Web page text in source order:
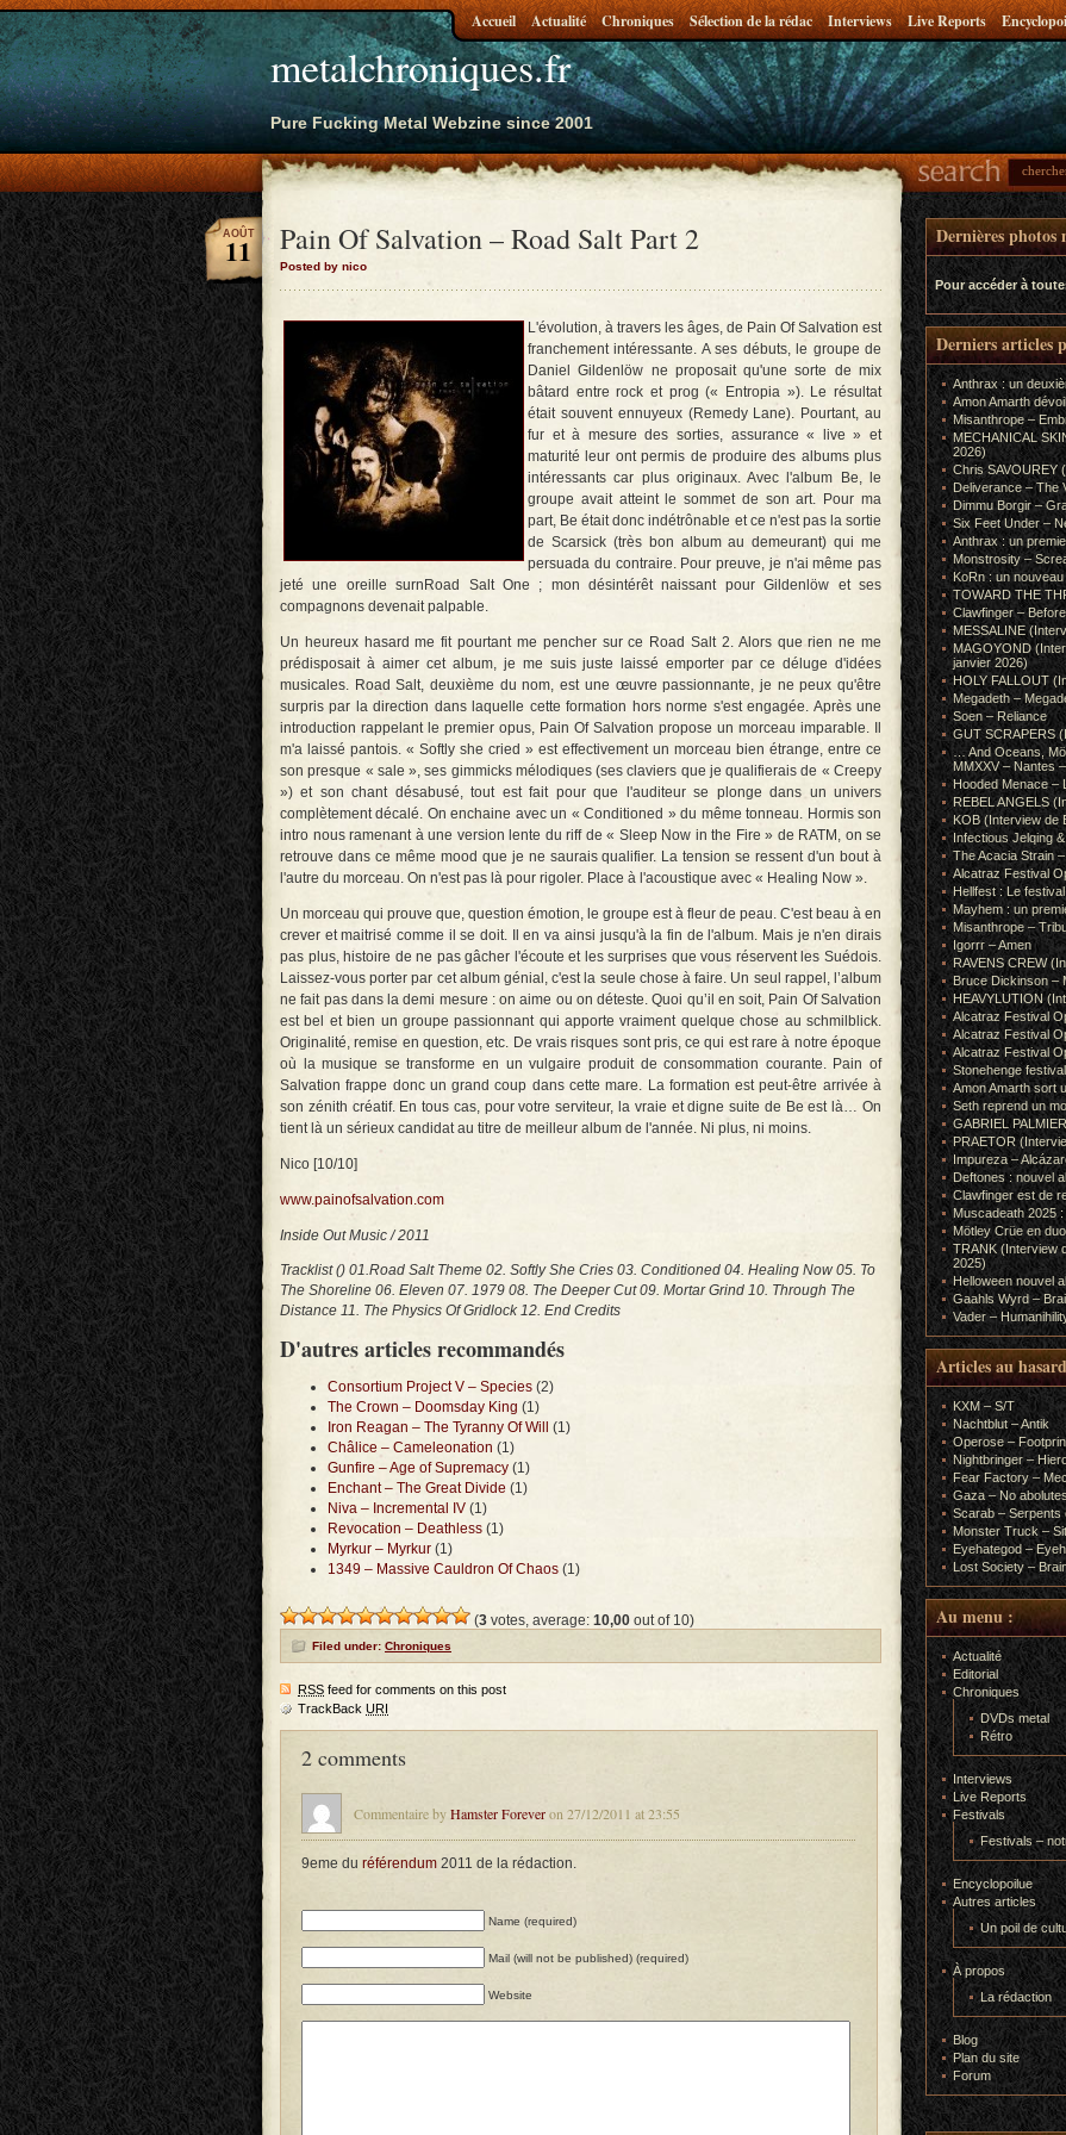
metalchroniques.fr
Pure Fucking Metal Webzine since 2001
Accueil Actualité Chroniques Sélection de la rédac Interviews Live Reports
Pain Of Salvation – Road Salt Part 2
Posted by nico
AOÛT
11
L'évolution, à travers les âges, de Pain Of Salvation est
franchement intéressante. A ses débuts, le groupe de
Daniel Gildenlöw ne proposait qu'une sorte de mix
bâtard entre rock et prog (« Entropia »). Le résultat
était souvent ennuyeux (Remedy Lane). Pourtant, au
fur et à mesure des sorties, assurance « live » et
maturité leur ont permis de produire des albums plus
intéressants car plus originaux. Avec l'album Be, le
groupe avait atteint le sommet de son art. Pour ma
part, Be était donc indétrônable et ce n'est pas la sortie
de Scarsick (très bon album au demeurant) qui me
persuada du contraire. Pour preuve, je n'ai même pas
jeté une oreille surnRoad Salt One ; mon désintérêt naissant pour Gildenlöw et ses
compagnons devenait palpable.
Un heureux hasard me fit pourtant me pencher sur ce Road Salt 2. Alors que rien ne me
prédisposait à aimer cet album, je me suis juste laissé emporter par ce déluge d'idées
musicales. Road Salt, deuxième du nom, est une œuvre passionnante, je ne peux qu'être
surpris par la direction dans laquelle cette formation hors norme s'est engagée. Après une
introduction rappelant le premier opus, Pain Of Salvation propose un morceau imparable. Il
m'a laissé pantois. « Softly she cried » est effectivement un morceau bien étrange, entre ce
son presque « sale », ses gimmicks mélodiques (ses claviers que je qualifierais de « Creepy
») et son chant désabusé, tout est fait pour que l'auditeur se plonge dans un univers
complètement décalé. On enchaine avec un « Conditioned » du même tonneau. Hormis son
intro nous ramenant à une version lente du riff de « Sleep Now in the Fire » de RATM, on se
retrouve dans ce même mood que je ne saurais qualifier. La tension se ressent d'un bout à
l'autre du morceau. On n'est pas là pour rigoler. Place à l'acoustique avec « Healing Now ».
Un morceau qui prouve que, question émotion, le groupe est à fleur de peau. C'est beau à en
crever et maitrisé comme il se doit. Il en va ainsi jusqu'à la fin de l'album. Mais je n'en dirais
pas plus, histoire de ne pas gâcher l'écoute et les surprises que vous réservent les Suédois.
Laissez-vous porter par cet album génial, c'est la seule chose à faire. Un seul rappel, l’album
ne fait pas dans la demi mesure : on aime ou on déteste. Quoi qu’il en soit, Pain Of Salvation
est bel et bien un groupe passionnant qui apporte vraiment quelque chose au schmilblick.
Originalité, remise en question, etc. De vrais risques sont pris, ce qui est rare à notre époque
où la musique se transforme en un vulgaire produit de consommation courante. Pain of
Salvation frappe donc un grand coup dans cette mare. La formation est peut-être arrivée à
son zénith créatif. En tous cas, pour votre serviteur, la vraie et digne suite de Be est là… On
tient là un sérieux candidat au titre de meilleur album de l'année. Ni plus, ni moins.
Nico [10/10]
www.painofsalvation.com
Inside Out Music / 2011
Tracklist () 01.Road Salt Theme 02. Softly She Cries 03. Conditioned 04. Healing Now 05. To
The Shoreline 06. Eleven 07. 1979 08. The Deeper Cut 09. Mortar Grind 10. Through The
Distance 11. The Physics Of Gridlock 12. End Credits
D'autres articles recommandés
Consortium Project V – Species (2)
The Crown – Doomsday King (1)
Iron Reagan – The Tyranny Of Will (1)
Châlice – Cameleonation (1)
Gunfire – Age of Supremacy (1)
Enchant – The Great Divide (1)
Niva – Incremental IV (1)
Revocation – Deathless (1)
Myrkur – Myrkur (1)
1349 – Massive Cauldron Of Chaos (1)
(3 votes, average: 10,00 out of 10)
Filed under: Chroniques
RSS feed for comments on this post
TrackBack URI
2 comments
Commentaire byHamster Foreveron 27/12/2011 at 23:55
9eme du référendum 2011 de la rédaction.
Name (required)
Mail (will not be published) (required)
Website
Dernières photos
Pour accéder à
Derniers articles
Anthrax : un
Amon Amarth
Misanthrope –
MECHANICAL
2026)
Chris SAVOUREY
Deliverance – The
Dimmu Borgir –
Six Feet Under –
Anthrax : un
Monstrosity –
KoRn : un
TOWARD THE
Clawfinger –
MESSALINE
MAGOYOND
janvier 2026)
HOLY FALLOUT
Megadeth –
Soen – Reliance
GUT SCRAPERS
… And Oceans,
MMXXV – Nantes
Hooded Menace –
REBEL ANGELS
KOB (Interview de
Infectious Jelqing
The Acacia Strain
Alcatraz Festival
Hellfest : Le festival
Mayhem : un
Misanthrope –
Igorrr – Amen
RAVENS CREW
Bruce Dickinson –
HEAVYLUTION
Alcatraz Festival
Alcatraz Festival
Alcatraz Festival
Stonehenge
Amon Amarth sort
Seth reprend un
GABRIEL
PRAETOR
Impureza –
Deftones : nouvel
Clawfinger est de
Muscadeath 2025 :
Mötley Crüe en
TRANK (Interview
2025)
Helloween nouvel
Gaahls Wyrd –
Vader –
Articles au hasard
KXM – S/T
Nachtblut – Antik
Operose –
Nightbringer –
Fear Factory –
Gaza – No
Scarab – Serpents
Monster Truck –
Eyehategod –
Lost Society –
Au menu :
Actualité
Editorial
Chroniques
DVDs metal
Rétro
Interviews
Live Reports
Festivals
Festivals –
Encyclopoilue
Autres articles
Un poil de
À propos
La rédaction
Blog
Plan du site
Forum